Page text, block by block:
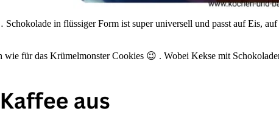
in flüssiger Form ist super universell und passt auf Eis,
für das Krümelmonster Cookies 😉 . Wobei Kekse mit